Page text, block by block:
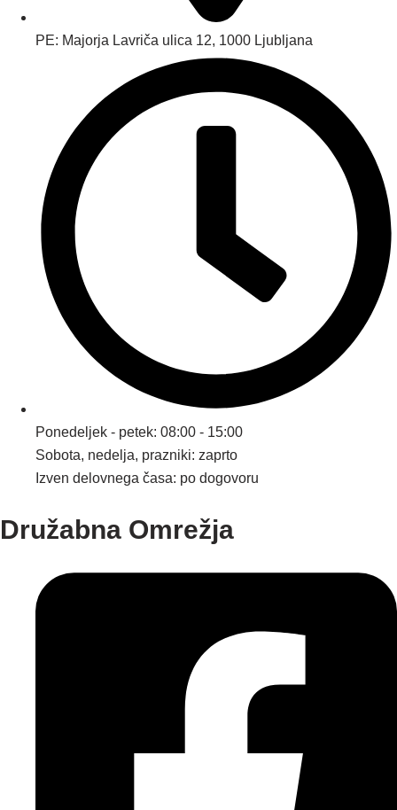
PE: Majorja Lavriča ulica 12, 1000 Ljubljana
Ponedeljek - petek: 08:00 - 15:00
Sobota, nedelja, prazniki: zaprto
Izven delovnega časa: po dogovoru
Družabna Omrežja